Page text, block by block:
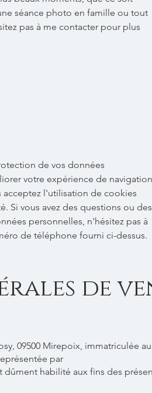
séance photo en famille ou tout
pas à me contacter pour plus
de vos données
votre expérience de navigation
acceptez l'utilisation de cookies
Si vous avez des questions ou des
personnelles, n'hésitez pas à
de téléphone fourni ci-dessus.
de
09500 Mirepoix, immatriculée
par
habilité aux fins des